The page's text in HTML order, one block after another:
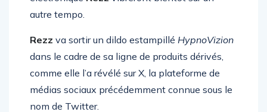
électronique
Rezz va sortir un dildo estampilléHypnoVizion
dans le cadre de sa ligne de produits dérivés,
comme elle l’a révélé sur X, la plateforme de
médias sociaux précédemment connue sous le